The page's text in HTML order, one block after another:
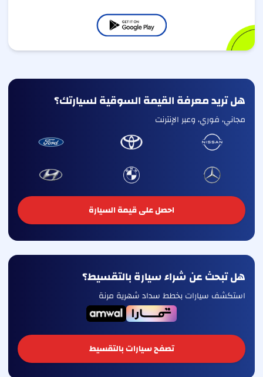
هل تريد معرفة القيمة السوقية لسيارتك؟
مجاني، فوري، وعبر الإنترنت
احصل على قيمة السيارة
هل تبحث عن شراء سيارة بالتقسيط؟
استكشف سيارات بخطط سداد شهرية مرنة
تصفح سيارات بالتقسيط